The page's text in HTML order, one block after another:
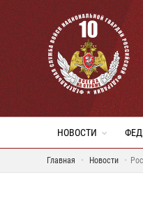
НОВОСТИ
Главная Новости